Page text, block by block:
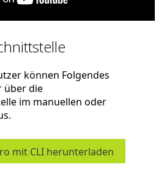
können Folgendes
über die
im manuellen oder
mit CLI herunterladen